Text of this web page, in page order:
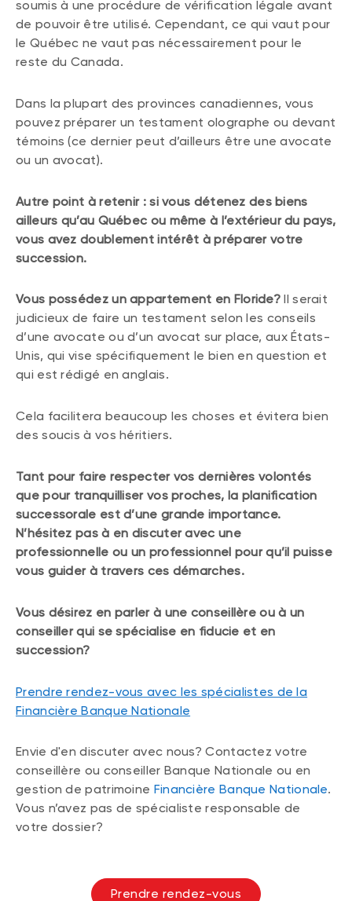
soumis à une procédure de vérification légale avant
de pouvoir être utilisé. Cependant, ce qui vaut pour
le Québec ne vaut pas nécessairement pour le
reste du Canada.
Dans la plupart des provinces canadiennes, vous
pouvez préparer un testament olographe ou devant
témoins (ce dernier peut d’ailleurs être une avocate
ou un avocat).
Autre point à retenir : si vous détenez des biens
ailleurs qu’au Québec ou même à l’extérieur du pays,
vous avez doublement intérêt à préparer votre
succession.
Vous possédez un appartement en Floride? Il serait
judicieux de faire un testament selon les conseils
d’une avocate ou d’un avocat sur place, aux États-
Unis, qui vise spécifiquement le bien en question et
qui est rédigé en anglais.
Cela facilitera beaucoup les choses et évitera bien
des soucis à vos héritiers.
Tant pour faire respecter vos dernières volontés
que pour tranquilliser vos proches, la planification
successorale est d’une grande importance.
N’hésitez pas à en discuter avec une
professionnelle ou un professionnel pour qu’il puisse
vous guider à travers ces démarches.
Vous désirez en parler à une conseillère ou à un
conseiller qui se spécialise en fiducie et en
succession?
Prendre rendez-vous avec les spécialistes de la
Financière Banque Nationale
Envie d'en discuter avec nous? Contactez votre
conseillère ou conseiller Banque Nationale ou en
gestion de patrimoine Financière Banque Nationale.
Vous n’avez pas de spécialiste responsable de
votre dossier?
Prendre rendez-vous